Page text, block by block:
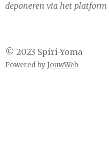
deponeren via het platform
© 2023 Spiri-Yoma
Powered byJouwWeb